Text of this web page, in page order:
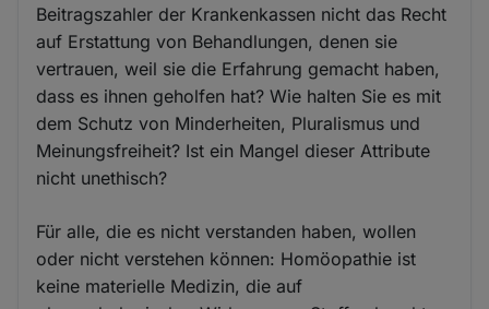
Beitragszahler der Krankenkassen nicht das Recht
auf Erstattung von Behandlungen, denen sie
vertrauen, weil sie die Erfahrung gemacht haben,
dass es ihnen geholfen hat? Wie halten Sie es mit
dem Schutz von Minderheiten, Pluralismus und
Meinungsfreiheit? Ist ein Mangel dieser Attribute
nicht unethisch?
Für alle, die es nicht verstanden haben, wollen
oder nicht verstehen können: Homöopathie ist
keine materielle Medizin, die auf